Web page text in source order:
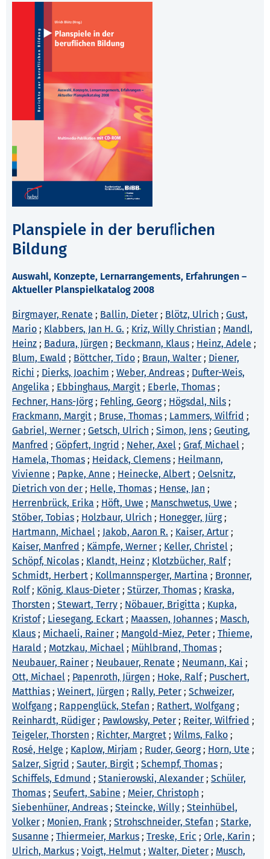
Planspiele in der beruﬂichen
Bildung
Auswahl, Konzepte, Lernarrangements, Erfahrungen –
Aktueller Planspielkatalog 2008
Birgmayer, Renate ; Ballin, Dieter ; Blötz, Ulrich ; Gust,
Mario ; Klabbers, Jan H. G. ; Kriz, Willy Christian ; Mandl,
Heinz ; Badura, Jürgen ; Beckmann, Klaus ; Heinz, Adele ;
Blum, Ewald ; Böttcher, Tido ; Braun, Walter ; Diener,
Richi ; Dierks, Joachim ; Weber, Andreas ; Dufter-Weis,
Angelika ; Ebbinghaus, Margit ; Eberle, Thomas ;
Fechner, Hans-Jörg; Fehling, Georg; Högsdal, Nils ;
Frackmann, Margit ; Bruse, Thomas ; Lammers, Wilfrid ;
Gabriel, Werner ; Getsch, Ulrich ; Simon, Jens ; Geuting,
Manfred ; Göpfert, Ingrid ; Neher, Axel ; Graf, Michael ;
Hamela, Thomas ; Heidack, Clemens ; Heilmann,
Vivienne ; Papke, Anne ; Heinecke, Albert ; Oelsnitz,
Dietrich von der ; Helle, Thomas ; Hense, Jan ;
Herrenbrück, Erika ; Höft, Uwe ; Manschwetus, Uwe ;
Stöber, Tobias ; Holzbaur, Ulrich ; Honegger, Jürg;
Hartmann, Michael ; Jakob, Aaron R. ; Kaiser, Artur ;
Kaiser, Manfred ; Kämpfe, Werner ; Keller, Christel ;
Schöpf, Nicolas ; Klandt, Heinz ; Klotzbücher, Ralf;
Schmidt, Herbert ; Kollmannsperger, Martina ; Bronner,
Rolf; König, Klaus-Dieter ; Stürzer, Thomas ; Kraska,
Thorsten ; Stewart, Terry ; Nöbauer, Brigitta ; Kupka,
Kristof; Liesegang, Eckart ; Maassen, Johannes ; Masch,
Klaus ; Michaeli, Rainer ; Mangold-Miez, Peter ; Thieme,
Harald ; Motzkau, Michael ; Mühlbrand, Thomas ;
Neubauer, Rainer ; Neubauer, Renate ; Neumann, Kai ;
Ott, Michael ; Papenroth, Jürgen ; Hoke, Ralf; Puschert,
Matthias ; Weinert, Jürgen ; Rally, Peter ; Schweizer,
Wolfgang; Rappenglück, Stefan ; Rathert, Wolfgang;
Reinhardt, Rüdiger ; Pawlowsky, Peter ; Reiter, Wilfried ;
Teigeler, Thorsten ; Richter, Margret ; Wilms, Falko ;
Rosé, Helge ; Kaplow, Mirjam ; Ruder, Georg; Horn, Ute ;
Salzer, Sigrid ; Sauter, Birgit ; Schempf, Thomas ;
Schiffels, Edmund ; Stanierowski, Alexander ; Schüler,
Thomas ; Seufert, Sabine ; Meier, Christoph ;
Siebenhüner, Andreas ; Steincke, Willy ; Steinhübel,
Volker ; Monien, Frank ; Strohschneider, Stefan ; Starke,
Susanne ; Thiermeier, Markus ; Treske, Eric ; Orle, Karin ;
Ulrich, Markus ; Voigt, Helmut ; Walter, Dieter ; Musch,